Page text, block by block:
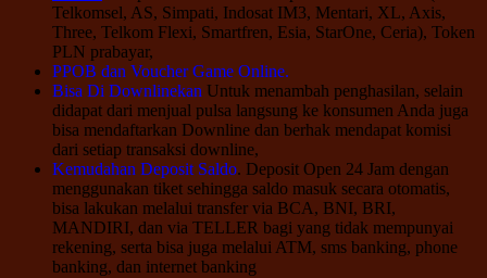
Telkomsel, AS, Simpati, Indosat IM3, Mentari, XL, Axis,
Three, Telkom Flexi, Smartfren, Esia, StarOne, Ceria), Token
PLN prabayar,
PPOB dan Voucher Game Online.
Bisa Di Downlinekan Untuk menambah penghasilan, selain
didapat dari menjual pulsa langsung ke konsumen Anda juga
bisa mendaftarkan Downline dan berhak mendapat komisi
dari setiap transaksi downline,
Kemudahan Deposit Saldo. Deposit Open 24 Jam dengan
menggunakan tiket sehingga saldo masuk secara otomatis,
bisa lakukan melalui transfer via BCA, BNI, BRI,
MANDIRI, dan via TELLER bagi yang tidak mempunyai
rekening, serta bisa juga melalui ATM, sms banking, phone
banking, dan internet banking